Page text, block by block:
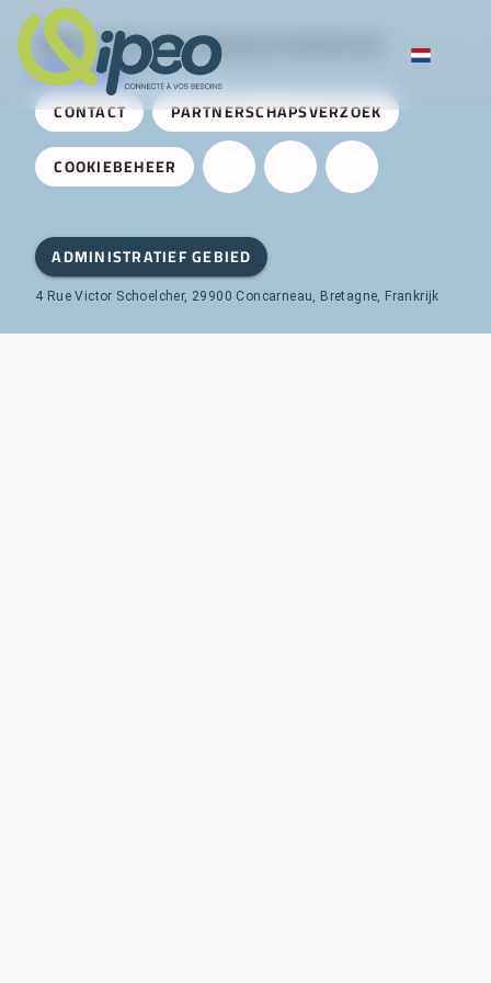
Qipeo © 2025 -Een oplossing ontwikkeld door
AireServices
CONTACT
PARTNERSCHAPSVERZOEK
COOKIEBEHEER
ADMINISTRATIEF GEBIED
4 Rue Victor Schoelcher, 29900 Concarneau, Bretagne, Frankrijk